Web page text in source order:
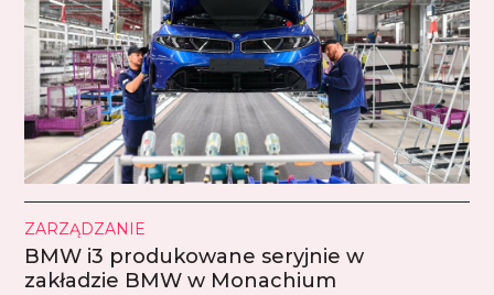
ZARZĄDZANIE
BMW i3 produkowane seryjnie w
zakładzie BMW w Monachium